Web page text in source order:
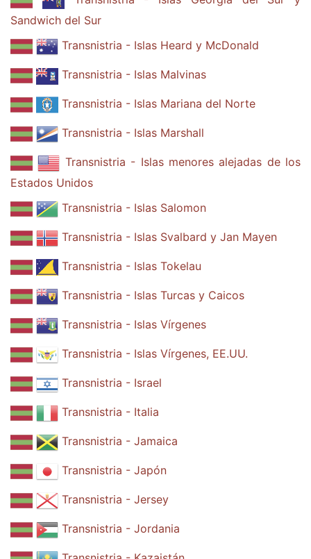
Sandwich del Sur
Transnistria - Islas Heard y McDonald
Transnistria - Islas Malvinas
Transnistria - Islas Mariana del Norte
Transnistria - Islas Marshall
Transnistria - Islas menores alejadas de los
Estados Unidos
Transnistria - Islas Salomon
Transnistria - Islas Svalbard y Jan Mayen
Transnistria - Islas Tokelau
Transnistria - Islas Turcas y Caicos
Transnistria - Islas Vírgenes
Transnistria - Islas Vírgenes, EE.UU.
Transnistria - Israel
Transnistria - Italia
Transnistria - Jamaica
Transnistria - Japón
Transnistria - Jersey
Transnistria - Jordania